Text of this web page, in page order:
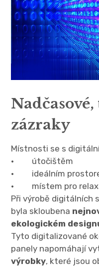
zázraky
Místnosti se s
· útočištěm
· ideálním
· místem pro
Při výrobě digitálních
byla skloubena
ekologickém
Tyto digitalizované
panely napomáhají
výrobky, které jsou